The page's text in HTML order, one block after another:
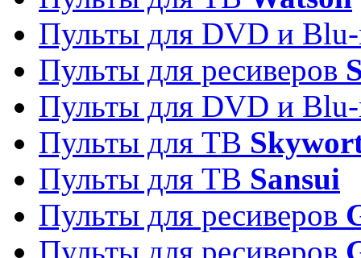
Пульты для DVD и
Пульты для ресиверов
Пульты для DVD и
Пульты для ТВ
Пульты для ТВ Sansui
Пульты для ресиверов
Пульты для ресиверов